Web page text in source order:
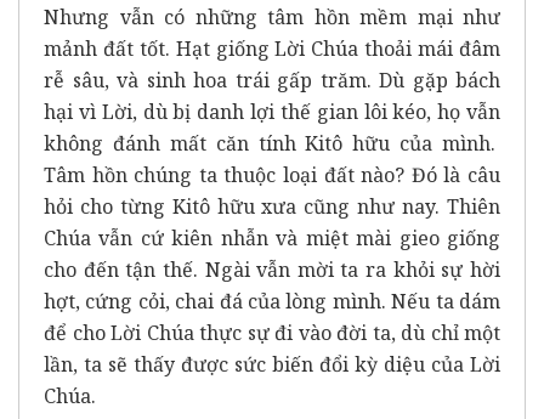
Nhưng vẫn có những tâm hồn mềm mại như
mảnh đất tốt. Hạt giống Lời Chúa thoải mái đâm
rễ sâu, và sinh hoa trái gấp trăm. Dù gặp bách
hại vì Lời, dù bị danh lợi thế gian lôi kéo, họ vẫn
không đánh mất căn tính Kitô hữu của mình.
Tâm hồn chúng ta thuộc loại đất nào? Đó là câu
hỏi cho từng Kitô hữu xưa cũng như nay. Thiên
Chúa vẫn cứ kiên nhẫn và miệt mài gieo giống
cho đến tận thế. Ngài vẫn mời ta ra khỏi sự hời
hợt, cứng cỏi, chai đá của lòng mình. Nếu ta dám
để cho Lời Chúa thực sự đi vào đời ta, dù chỉ một
lần, ta sẽ thấy được sức biến đổi kỳ diệu của Lời
Chúa.